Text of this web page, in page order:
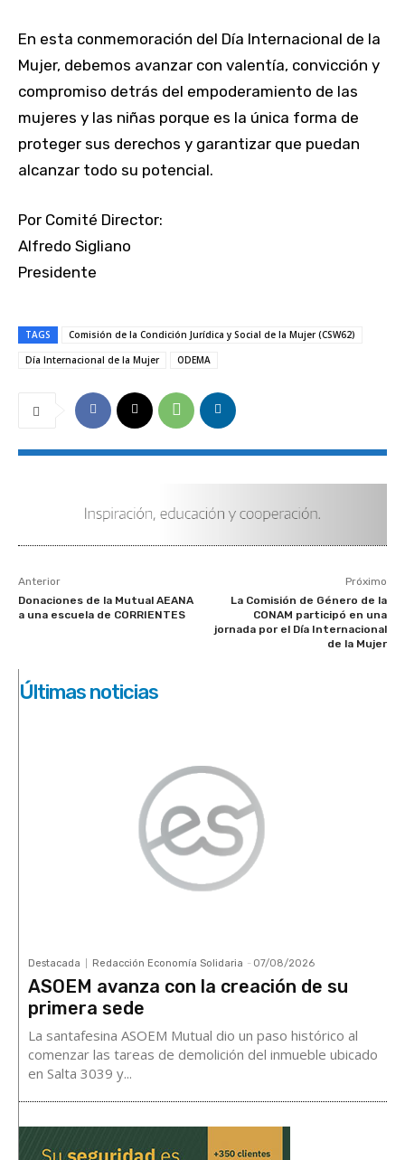
En esta conmemoración del Día Internacional de la
Mujer, debemos avanzar con valentía, convicción y
compromiso detrás del empoderamiento de las
mujeres y las niñas porque es la única forma de
proteger sus derechos y garantizar que puedan
alcanzar todo su potencial.
Por Comité Director:
Alfredo Sigliano
Presidente
TAGS
Comisión de la Condición Jurídica y Social de la Mujer (CSW62)
Día Internacional de la Mujer
ODEMA
Anterior
Donaciones de la Mutual AEANA
a una escuela de CORRIENTES
Próximo
La Comisión de Género de la
CONAM participó en una
jornada por el Día Internacional
de la Mujer
Últimas noticias
Destacada Redacción Economía Solidaria - 07/08/2026
ASOEM avanza con la creación de su
primera sede
La santafesina ASOEM Mutual dio un paso histórico al
comenzar las tareas de demolición del inmueble ubicado
en Salta 3039 y...